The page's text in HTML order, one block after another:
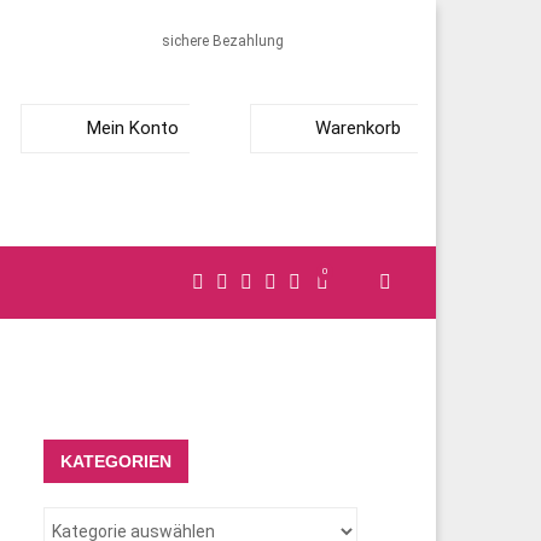
sichere Bezahlung
Mein Konto Warenkorb
0
KATEGORIEN